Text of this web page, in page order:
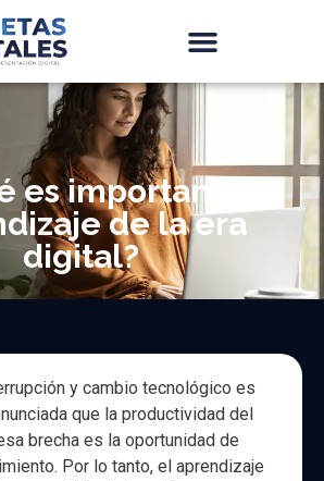
es importante el
de la era
digital?
y cambio tecnológico es
que la productividad del
brecha es la oportunidad de
Por lo tanto, el aprendizaje